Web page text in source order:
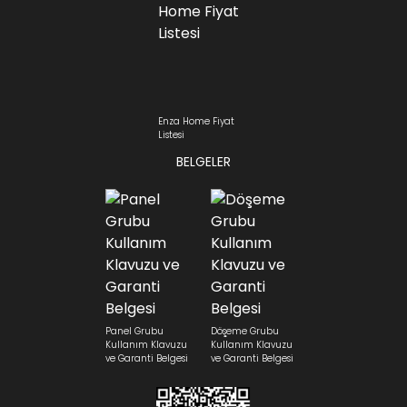
Enza Home Fiyat
Listesi
BELGELER
Panel Grubu
Kullanım Klavuzu
ve Garanti Belgesi
Döşeme Grubu
Kullanım Klavuzu
ve Garanti Belgesi